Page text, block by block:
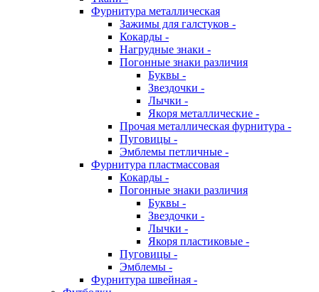
Фурнитура металлическая
Зажимы для галстуков -
Кокарды -
Нагрудные знаки -
Погонные знаки различия
Буквы -
Звездочки -
Лычки -
Якоря металлические -
Прочая металлическая фурнитура -
Пуговицы -
Эмблемы петличные -
Фурнитура пластмассовая
Кокарды -
Погонные знаки различия
Буквы -
Звездочки -
Лычки -
Якоря пластиковые -
Пуговицы -
Эмблемы -
Фурнитура швейная -